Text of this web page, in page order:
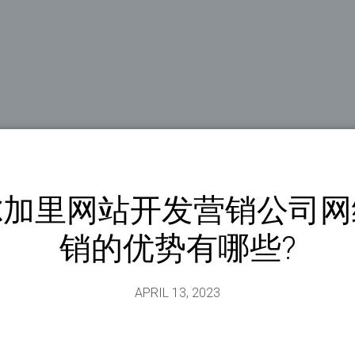
里网站开发营销公司
销的优势有哪些?
APRIL 13, 2023